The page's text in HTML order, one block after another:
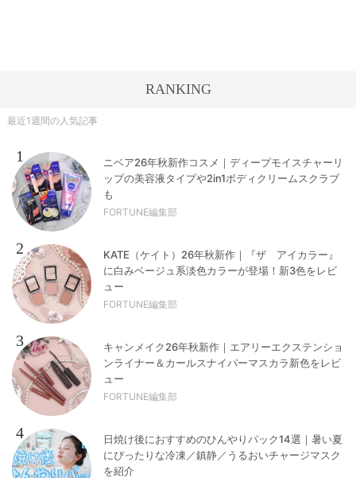
RANKING
最近1週間の人気記事
1
ニベア26年秋新作コスメ｜ディープモイスチャーリ
ップの美容液タイプや2in1ボディクリームスクラブ
も
FORTUNE編集部
2
KATE（ケイト）26年秋新作｜『ザ アイカラー』
に白みベージュ系淡色カラーが登場！新3色をレビ
ュー
FORTUNE編集部
3
キャンメイク26年秋新作｜エアリーエクステンショ
ンライナー＆カールスナイパーマスカラ新色をレビ
ュー
FORTUNE編集部
4
日焼け後におすすめのひんやりパック14選｜暑い夏
にぴったりな冷凍／鎮静／うるおいチャージマスク
を紹介